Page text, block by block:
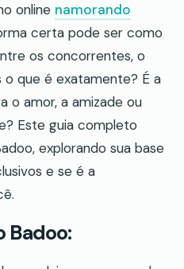
online namorando
certa pode ser como
os concorrentes, o
que é exatamente? É a
o amor, a amizade ou
Este guia completo
explorando sua base
e se é a
Badoo: